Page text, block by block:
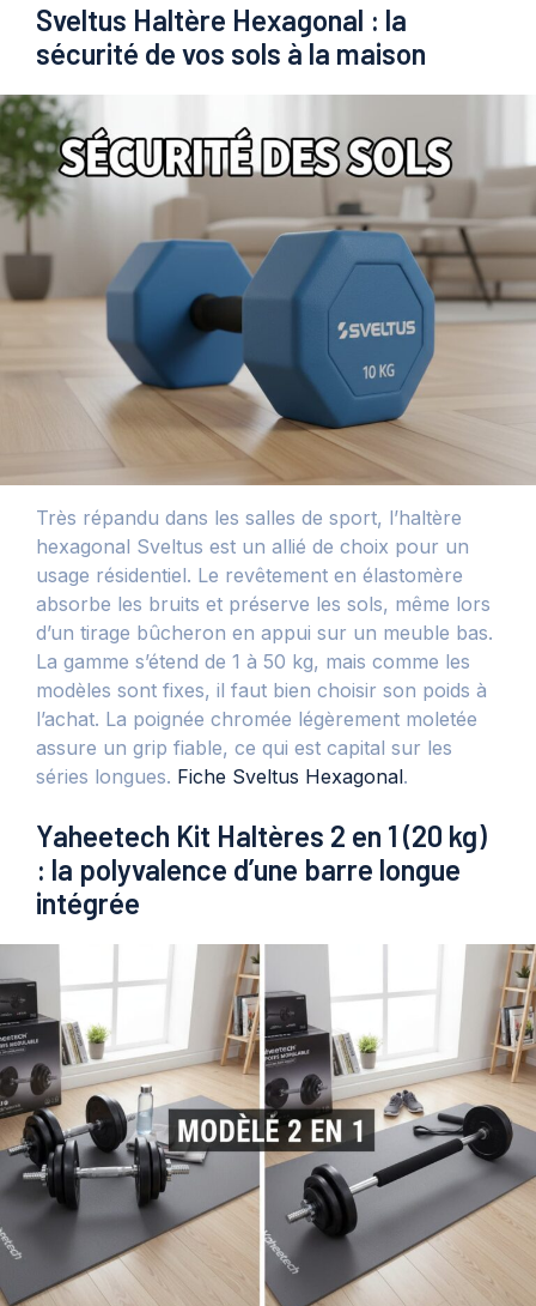
Sveltus Haltère Hexagonal : la
sécurité de vos sols à la maison
Très répandu dans les salles de sport, l’haltère
hexagonal Sveltus est un allié de choix pour un
usage résidentiel. Le revêtement en élastomère
absorbe les bruits et préserve les sols, même lors
d’un tirage bûcheron en appui sur un meuble bas.
La gamme s’étend de 1 à 50 kg, mais comme les
modèles sont fixes, il faut bien choisir son poids à
l’achat. La poignée chromée légèrement moletée
assure un grip fiable, ce qui est capital sur les
séries longues. Fiche Sveltus Hexagonal.
Yaheetech Kit Haltères 2 en 1 (20 kg)
: la polyvalence d’une barre longue
intégrée